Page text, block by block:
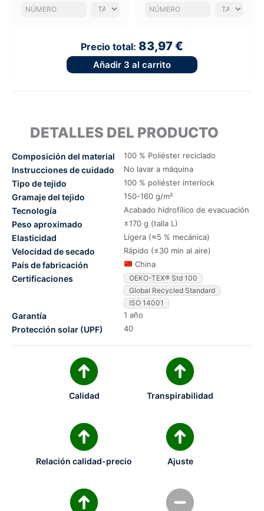
Precio total: 83,97 €
Añadir 3 al carrito
DETALLES DEL PRODUCTO
Composición del material 100 % Poliéster reciclado
Instrucciones de cuidado No lavar a máquina
Tipo de tejido 100 % poliéster interlock
Gramaje del tejido 150-160 g/m²
Tecnología Acabado hidrofílico de evacuación
Peso aproximado ±170 g (talla L)
Elasticidad Ligera (≈5 % mecánica)
Velocidad de secado Rápido (≤30 min al aire)
País de fabricación China
Certificaciones
OEKO-TEX® Std 100
Global Recycled Standard
ISO 14001
Garantía 1 año
Protección solar (UPF) 40
Calidad Transpirabilidad
Relación calidad-precio Ajuste